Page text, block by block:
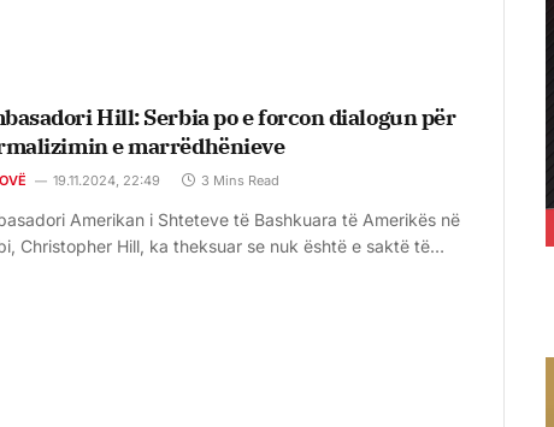
Hill: Serbia po e forcon dialogun për
e marrëdhënieve
19.11.2024, 22:49 3 Mins Read
Amerikan i Shteteve të Bashkuara të Amerikës në
Christopher Hill, ka theksuar se nuk është e saktë të…